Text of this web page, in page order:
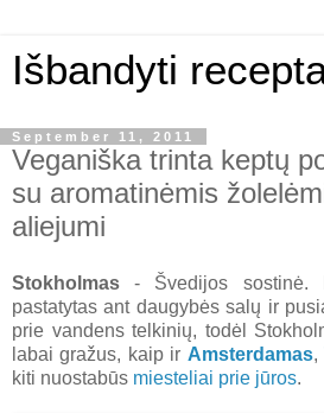
Išbandyti
September 11, 2011
Veganiška trinta keptų
su aromatinėmis
aliejumi
Stokholmas- Švedijos sostinė.
pastatytas ant daugybės salų ir
prie vandens telkinių, todėl
labai gražus, kaip ir Amsterdamas,
kiti nuostabūs miesteliai prie jūros.